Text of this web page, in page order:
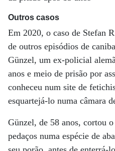
Outros casos
Em 2020, o caso de Stefan
de outros episódios de
Günzel, um ex-policial
anos e meio de prisão por
conheceu num site de
esquartejá-lo numa câmara
Günzel, de 58 anos, cortou
pedaços numa espécie de